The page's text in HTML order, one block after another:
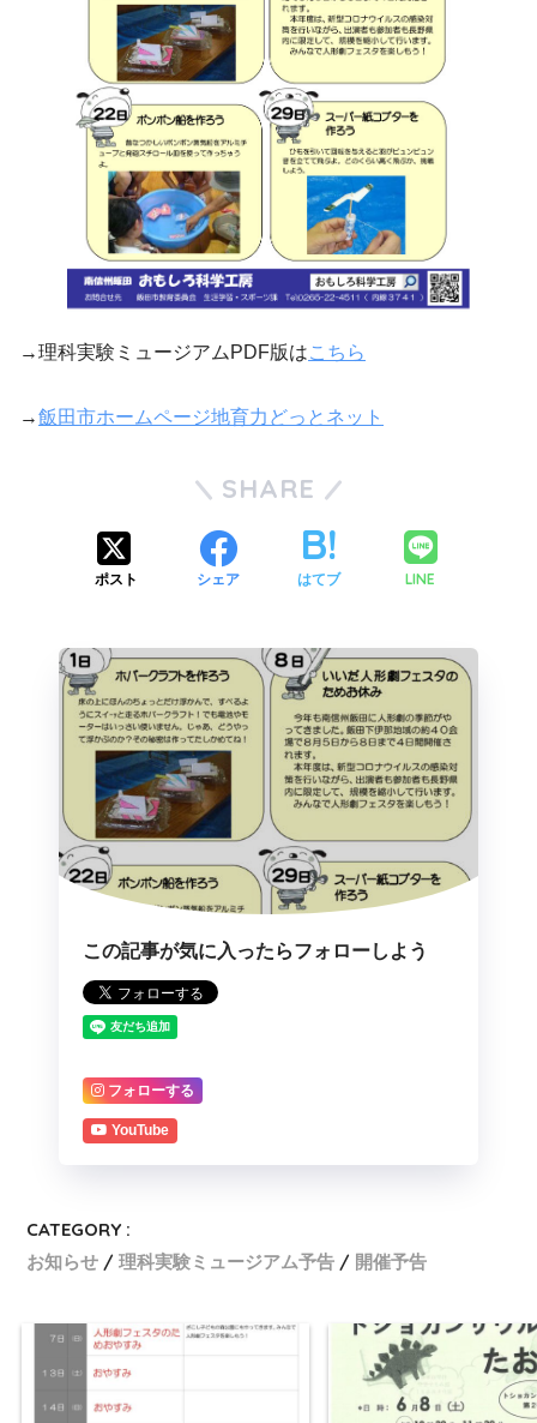
→理科実験ミュージアムPDF版はこちら
→飯田市ホームページ地育力どっとネット
SHARE
ポスト シェア はてブ LINE
この記事が気に入ったらフォローしよう
フォローする
YouTube
CATEGORY :
お知らせ
理科実験ミュージアム予告 開催予告